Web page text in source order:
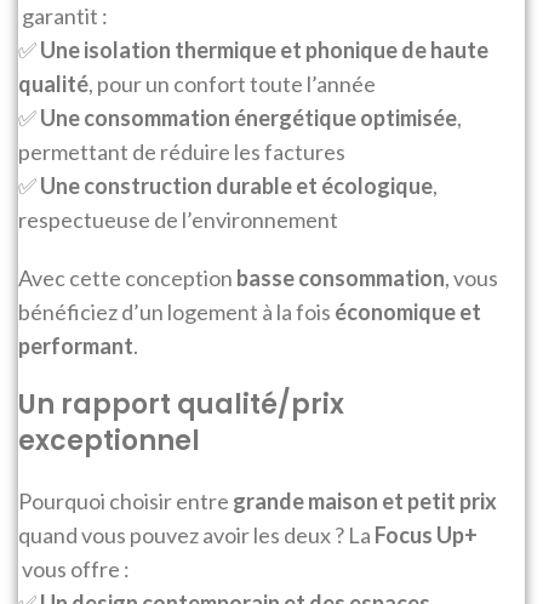
garantit :
✅Une isolation thermique et phonique de haute
qualité, pour un confort toute l’année
✅Une consommation énergétique optimisée,
permettant de réduire les factures
✅Une construction durable et écologique,
respectueuse de l’environnement
Avec cette conception basse consommation, vous
bénéficiez d’un logement à la fois économique et
performant.
Un rapport qualité/prix
exceptionnel
Pourquoi choisir entre grande maison et petit prix
quand vous pouvez avoir les deux ? La Focus Up+
vous offre :